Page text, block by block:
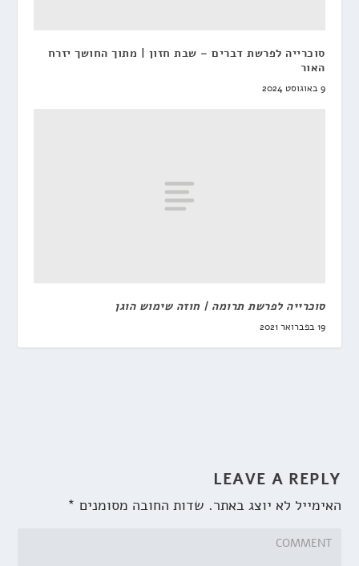
סוכרייה לפרשת דברים – שבת חזון | מתוך החושך יזרח
האור
9 באוגוסט 2024
סוכרייה לפרשת תרומה | חוזה שימוש הוגן
19 בפברואר 2021
LEAVE A REPLY
האימייל לא יוצג באתר. שדות החובה מסומנים *